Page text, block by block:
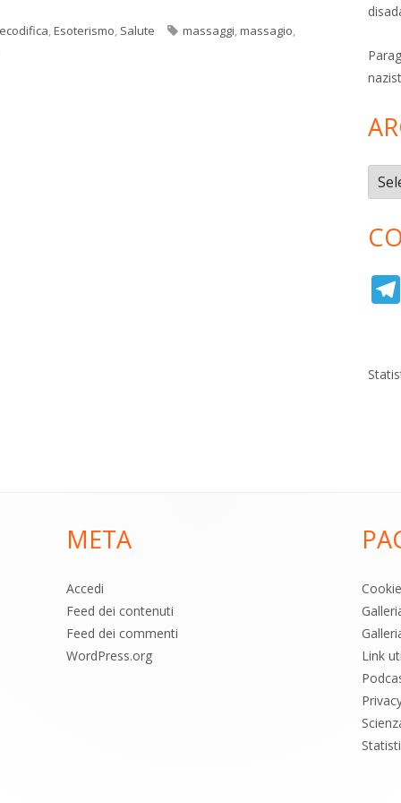
Esoterismo Salute Tag
massaggi massagio
META
Accedi
Feed dei contenuti
Feed dei commenti
WordPress.org
Link